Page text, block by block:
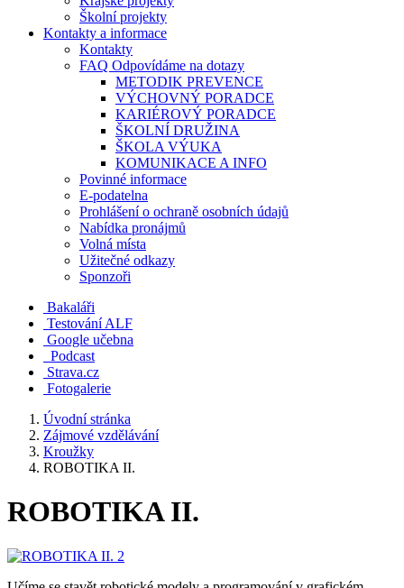
Školní projekty
Kontakty a informace
Kontakty
FAQ Odpovídáme na dotazy
METODIK PREVENCE
VÝCHOVNÝ PORADCE
KARIÉROVÝ PORADCE
ŠKOLNÍ DRUŽINA
ŠKOLA VÝUKA
KOMUNIKACE A INFO
Povinné informace
E-podatelna
Prohlášení o ochraně osobních údajů
Nabídka pronájmů
Volná místa
Užitečné odkazy
Sponzoři
Bakaláři
Testování ALF
Google učebna
Podcast
Strava.cz
Fotogalerie
Úvodní stránka
Zájmové vzdělávání
Kroužky
ROBOTIKA II.
ROBOTIKA II.